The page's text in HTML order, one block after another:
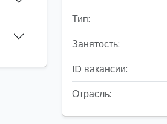
Тип:
Занятость:
ID вакансии:
Отрасль: